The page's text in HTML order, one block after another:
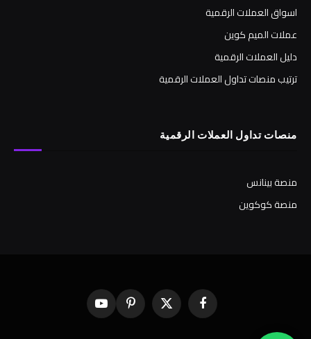
اسواق العملات الرقمية
عملات الميم كوين
دليل العملات الرقمية
ترتيب منصات تداول العملات الرقمية
منصات تداول العملات الرقمية
منصة بينانس
منصة كوكوين
فيسبوك X
(Twitter)
بينتيريستيوتيوب